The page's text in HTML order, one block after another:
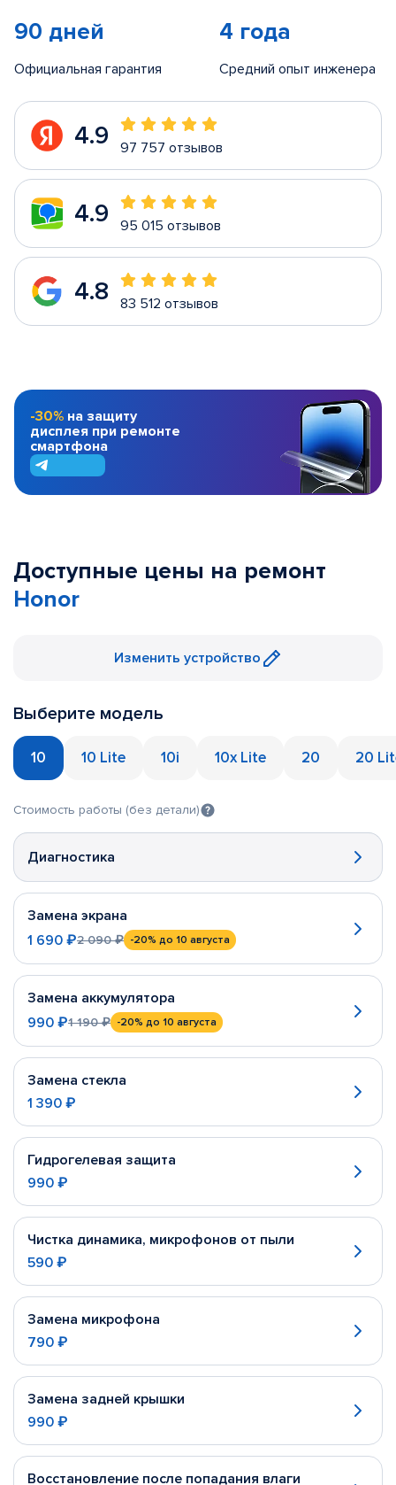
90 дней
Официальная гарантия
4 года
Средний опыт инженера
4.9 97 757 отзывов
4.9 95 015 отзывов
4.8 83 512 отзывов
-30% на защиту
дисплея при ремонте
смартфона
Доступные цены на ремонт
Honor
Изменить устройство
Выберите модель
10 10 Lite 10i 10x Lite 20 20
Стоимость работы (без детали)
Диагностика
Замена экрана
1 690 ₽2 090 ₽ -20% до 10 августа
Замена аккумулятора
990 ₽1 190 ₽ -20% до 10 августа
Замена стекла
1 390 ₽
Гидрогелевая защита
990 ₽
Чистка динамика, микрофонов от пыли
590 ₽
Замена микрофона
790 ₽
Замена задней крышки
990 ₽
Восстановление после попадания влаги